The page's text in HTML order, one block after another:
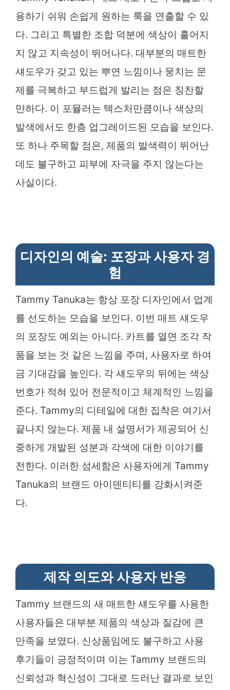
용하기 쉬워 손쉽게 원하는 룩을 연출할 수 있
다. 그리고 특별한 조합 덕분에 색상이 흩어지
지 않고 지속성이 뛰어나다. 대부분의 매트한
섀도우가 갖고 있는 뿌연 느낌이나 뭉치는 문
제를 극복하고 부드럽게 발리는 점은 칭찬할
만하다. 이 포뮬러는 텍스처만큼이나 색상의
발색에서도 한층 업그레이드된 모습을 보인다.
또 하나 주목할 점은, 제품의 발색력이 뛰어난
데도 불구하고 피부에 자극을 주지 않는다는
사실이다.
디자인의 예술: 포장과 사용자 경
험
Tammy Tanuka는 항상 포장 디자인에서 업계
를 선도하는 모습을 보인다. 이번 매트 섀도우
의 포장도 예외는 아니다. 카트를 열면 조각 작
품을 보는 것 같은 느낌을 주며, 사용자로 하여
금 기대감을 높인다. 각 섀도우의 뒤에는 색상
번호가 적혀 있어 전문적이고 체계적인 느낌을
준다. Tammy의 디테일에 대한 집착은 여기서
끝나지 않는다. 제품 내 설명서가 제공되어 신
중하게 개발된 성분과 각색에 대한 이야기를
전한다. 이러한 섬세함은 사용자에게 Tammy
Tanuka의 브랜드 아이덴티티를 강화시켜준
다.
제작 의도와 사용자 반응
Tammy 브랜드의 새 매트한 섀도우를 사용한
사용자들은 대부분 제품의 색상과 질감에 큰
만족을 보였다. 신상품임에도 불구하고 사용
후기들이 긍정적이며 이는 Tammy 브랜드의
신뢰성과 혁신성이 그대로 드러난 결과로 보인